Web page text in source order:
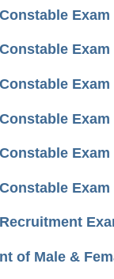
Exam
Exam
Exam
Exam
Exam
Exam
of Male &